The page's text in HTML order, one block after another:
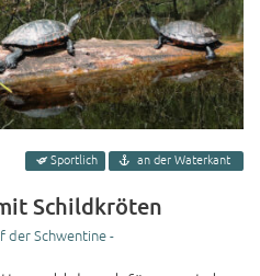
Sportlich an der Waterkant
Schildkröten
der Schwentine -